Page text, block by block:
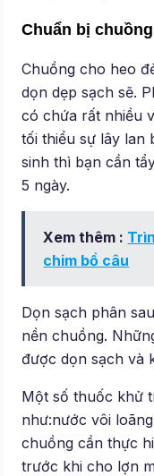
Chuẩn bị
Chuồng cho heo
dọn dẹp sạch sẽ.
có chứa rất nhiều
tối thiểu sự lây lan
sinh thì bạn cần
5 ngày.
Xem thêm :
chim bồ câu
Dọn sạch phân
nền chuồng.
được dọn sạch và
Một số thuốc khử
như:nước vôi
chuồng cần thực
trước khi cho lợn